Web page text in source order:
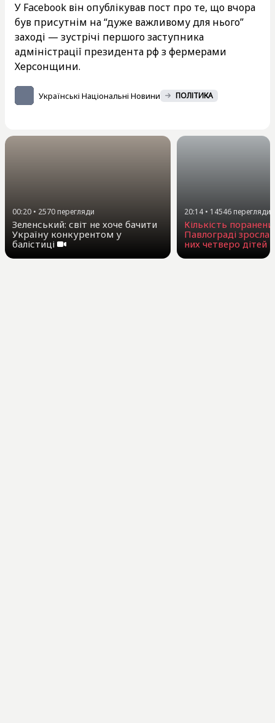
У Facebook він опублікував пост про те, що вчора
був присутнім на “дуже важливому для нього”
заході — зустрічі першого заступника
адміністрації президента рф з фермерами
Херсонщини.
Українські Національні Новини ПОЛІТИКА
00:20 • 2570перегляди
Зеленський: світ не хоче бачити
Україну конкурентом у
балістиці
20:14 • 14546 перегляди
Кількість
Павлограді зросла
них четверо дітей